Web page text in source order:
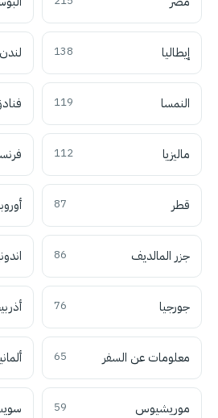
إيطاليا 138 لندن
النمسا 119
ماليزيا 112
قطر 87
جزر المالديف 86
جورجيا 76
معلومات عن السفر 65
موريشيوس 59